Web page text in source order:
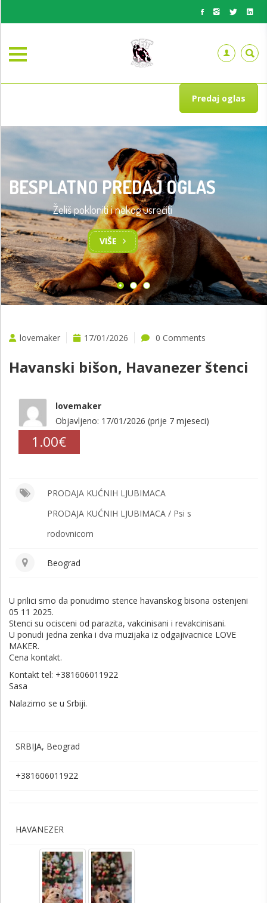
Predaj oglas
BESPLATNO PREDAJ OGLAS
Želiš pokloniti i nekog usrećiti
VIŠE
lovemaker 17/01/2026 0 Comments
Havanski bišon, Havanezer štenci
lovemaker
Objavljeno: 17/01/2026 (prije 7 mjeseci)
1.00€
PRODAJA KUĆNIH LJUBIMACA
PRODAJA KUĆNIH LJUBIMACA / Psi s
rodovnicom
Beograd
U prilici smo da ponudimo stence havanskog bisona ostenjeni
05 11 2025.
Stenci su ocisceni od parazita, vakcinisani i revakcinisani.
U ponudi jedna zenka i dva muzijaka iz odgajivacnice LOVE
MAKER.
Cena kontakt.
Kontakt tel: +381606011922
Sasa
Nalazimo se u Srbiji.
SRBIJA, Beograd
+381606011922
HAVANEZER